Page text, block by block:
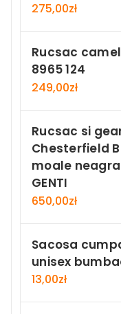
275,00zł
Rucsac
8965 124
249,00zł
Rucsac si
Chesterfield
moale neagra
GENTI
650,00zł
Sacosa
unisex
13,00zł